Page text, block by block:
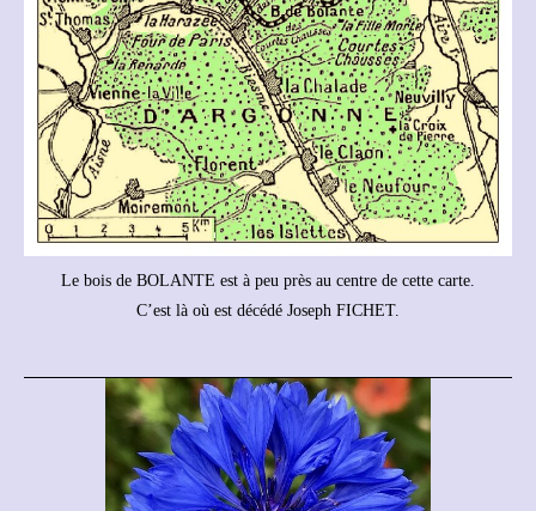
Le bois de BOLANTE est à peu près au centre de cette carte.
C’est là où est décédé Joseph FICHET.